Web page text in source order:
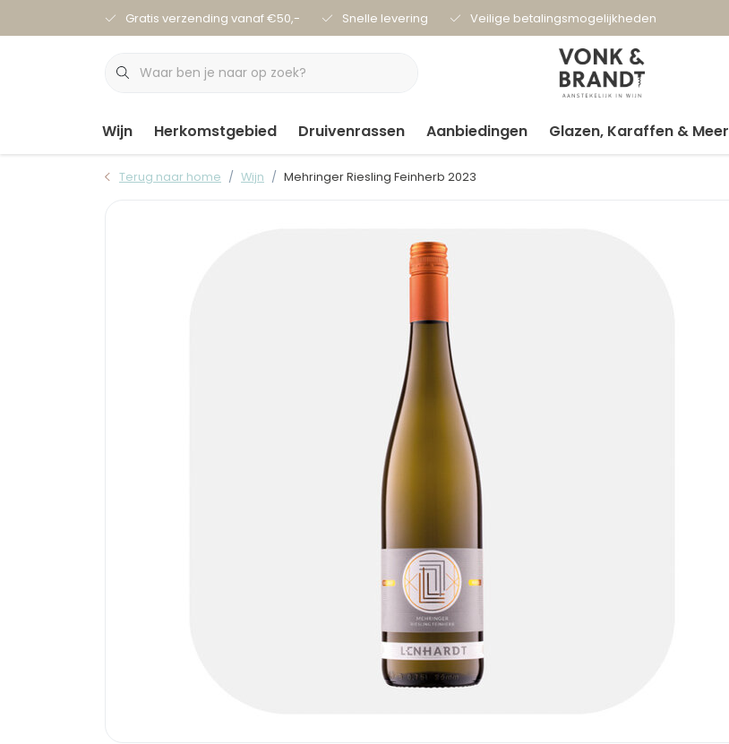
Gratis verzending vanaf €50,- Snelle levering Veilige betalingsmogelijkheden
Wijn Herkomstgebied Druivenrassen Aanbiedingen Glazen, Karaffen & Meer
Terug naar home Wijn Mehringer Riesling Feinherb 2023